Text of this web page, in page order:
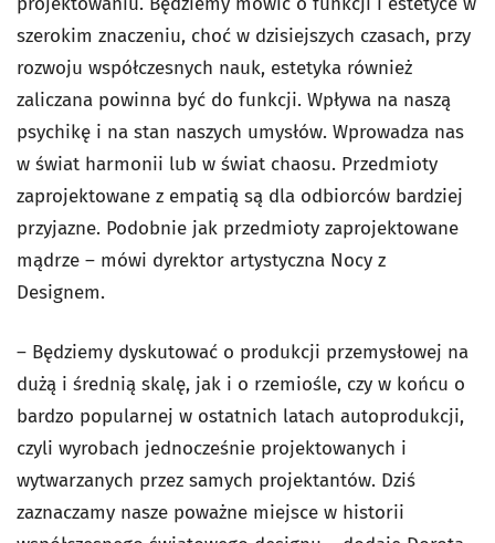
szerokim znaczeniu, choć w dzisiejszych czasach, przy
rozwoju współczesnych nauk, estetyka również
zaliczana powinna być do funkcji. Wpływa na naszą
psychikę i na stan naszych umysłów. Wprowadza nas
w świat harmonii lub w świat chaosu. Przedmioty
zaprojektowane z empatią są dla odbiorców bardziej
przyjazne. Podobnie jak przedmioty zaprojektowane
mądrze – mówi dyrektor artystyczna Nocy z
Designem.
– Będziemy dyskutować o produkcji przemysłowej na
dużą i średnią skalę, jak i o rzemiośle, czy w końcu o
bardzo popularnej w ostatnich latach autoprodukcji,
czyli wyrobach jednocześnie projektowanych i
wytwarzanych przez samych projektantów. Dziś
zaznaczamy nasze poważne miejsce w historii